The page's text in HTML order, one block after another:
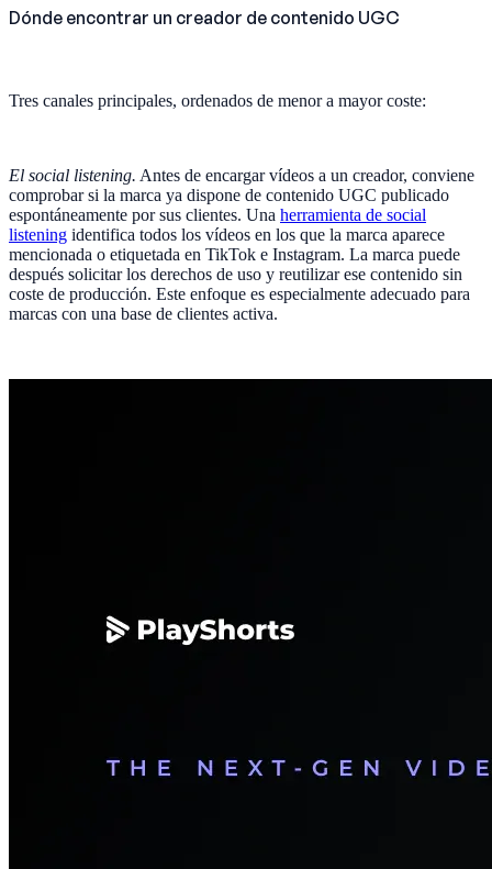
Dónde encontrar un creador de contenido UGC
Tres canales principales, ordenados de menor a mayor coste:
El social listening. Antes de encargar vídeos a un creador, conviene
comprobar si la marca ya dispone de contenido UGC publicado
espontáneamente por sus clientes. Una herramienta de social
listening identifica todos los vídeos en los que la marca aparece
mencionada o etiquetada en TikTok e Instagram. La marca puede
después solicitar los derechos de uso y reutilizar ese contenido sin
coste de producción. Este enfoque es especialmente adecuado para
marcas con una base de clientes activa.